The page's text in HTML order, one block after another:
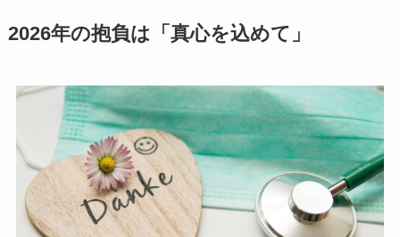
2026年の抱負は「真心を込めて」